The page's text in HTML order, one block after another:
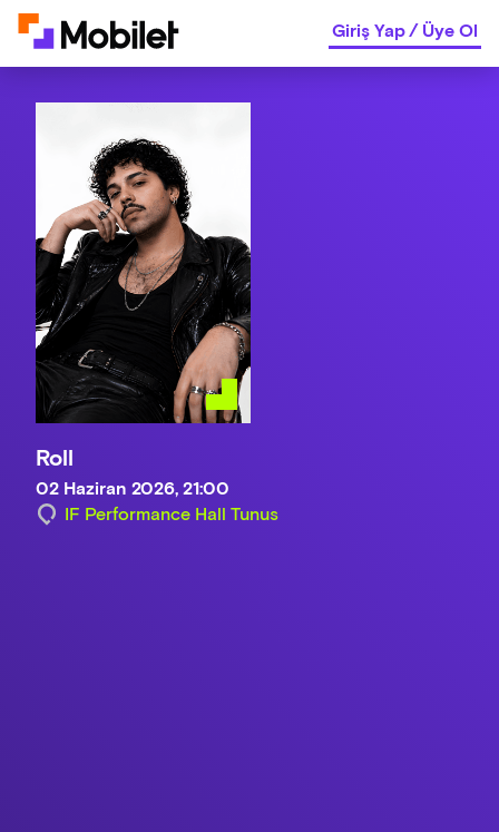
Giriş Yap/Üye Ol
Roll
02 Haziran 2026, 21:00
IF Performance Hall Tunus